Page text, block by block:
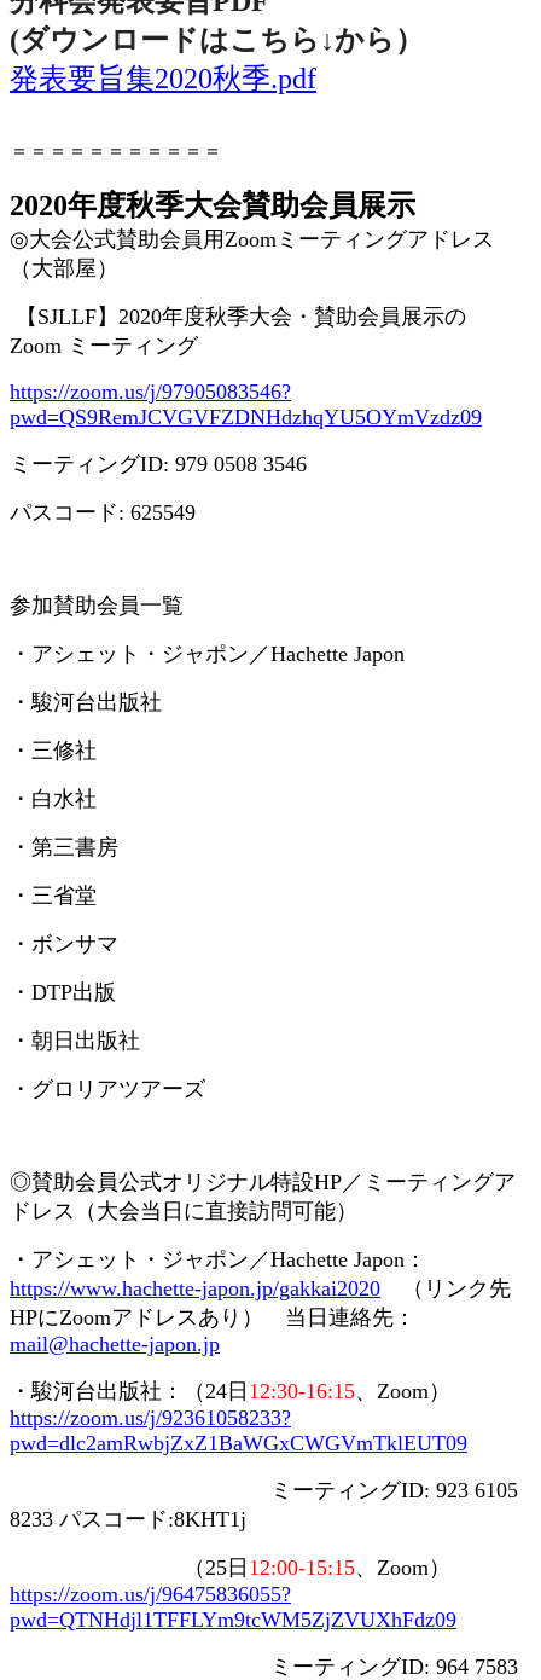
(ダウンロードはこちら↓から ）
発表要旨集2020秋季.pdf
＝＝＝＝＝＝＝＝＝＝＝
2020年度秋季大会賛助会員展示
◎大会公式賛助会員用Zoom ミーティングアドレス
（大部屋）
【 SJLLF】 2020年度秋季大会・賛助会員展示の
Zoom ミーティング
https://zoom.us/j/97905083546?
pwd=QS9RemJCVGVFZDNHdzhqYU5OYmVzdz09
ミーティングID: 979 0508 3546
パスコード: 625549
参加賛助会員一覧
・アシェット・ジャポン／Hachette Japon
・駿河台出版社
・三修社
・白水社
・第三書房
・三省堂
・ボンサマ
・ DTP出版
・朝日出版社
・グロリアツアーズ
◎賛助会員公式オリジナル特設HP／ミーティングア
ドレス（大会当日に直接訪問可能）
・アシェット・ジャポン／Hachette Japon ：
https://www.hachette-japon.jp/gakkai2020 （リンク先
HPにZoomアドレスあり） 当日連絡先：
mail@hachette-japon.jp
・駿河台出版社：（24 日 12:30-16:15、 Zoom）
https://zoom.us/j/92361058233?
pwd=dlc2amRwbjZxZ1BaWGxCWGVmTklEUT09
ミーティングID: 923 6105
8233 パスコード:8KHT1j
（25 日 12:00-15:15、 Zoom）
https://zoom.us/j/96475836055?
pwd=QTNHdjl1TFFLYm9tcWM5ZjZVUXhFdz09
ミーティングID: 964 7583